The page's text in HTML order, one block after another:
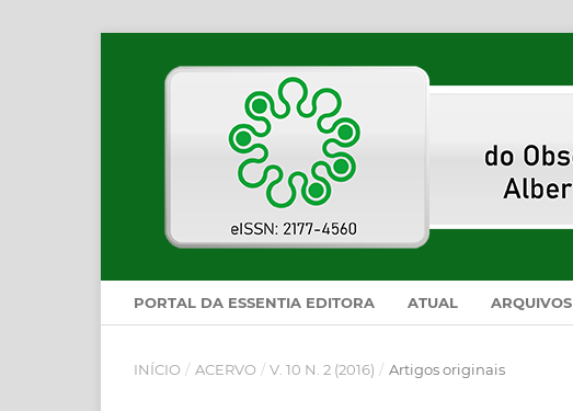
PORTAL DA ESSENTIA EDITORA ATUAL ARQUIVOS
INÍCIO / ACERVO / V. 10 N. 2 (2016) / Artigos originais